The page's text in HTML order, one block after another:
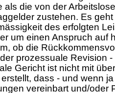
als die von der
zustehen. Es
des erfolgten
um einen Anspruch auf
ob die
prozessuale Revision
Gericht ist nicht mit
dass - und wenn
vereinbart und/oder